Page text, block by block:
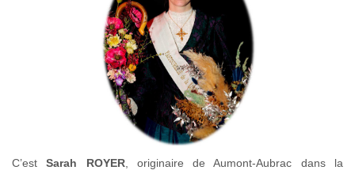
C’estSarah ROYER, originaire de Aumont-Aubrac dans la